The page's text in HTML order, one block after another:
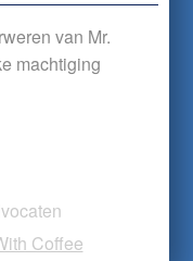
van Mr.
machtiging
Coffee